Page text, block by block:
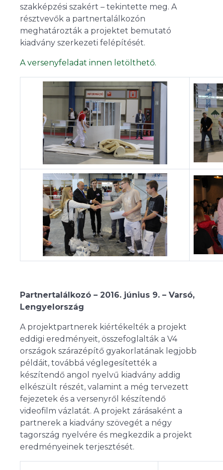
szakképzési szakért – tekintette meg. A
résztvevők a partnertalálkozón
meghatározták a projektet bemutató
kiadvány szerkezeti felépítését.
A versenyfeladat innen letölthető.
Partnertalálkozó – 2016. június 9. – Varsó,
Lengyelország
A projektpartnerek kiértékelték a projekt
eddigi eredményeit, összefoglalták a V4
országok szárazépítő gyakorlatának legjobb
példáit, továbbá véglegesítették a
készítendő angol nyelvű kiadvány addig
elkészült részét, valamint a még tervezett
fejezetek és a versenyről készítendő
videofilm vázlatát. A projekt zárásaként a
partnerek a kiadvány szövegét a négy
tagország nyelvére és megkezdik a projekt
eredményeinek terjesztését.